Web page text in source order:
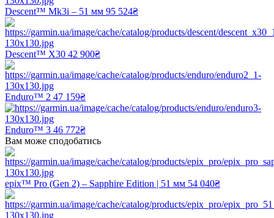
Descent™ Mk3i – 51 мм 95 524₴
Descent™ X30 42 900₴
Enduro™ 2 47 159₴
Enduro™ 3 46 772₴
Вам може сподобатись
epix™ Pro (Gen 2) – Sapphire Edition | 51 мм 54 040₴